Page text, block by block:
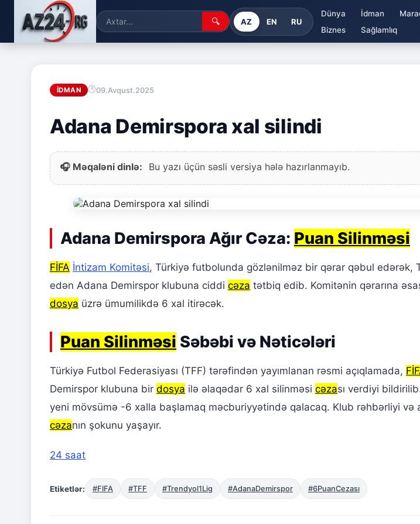
🔍 AZ EN RU
Dünya İdman
Biznes
Sağlamlıq
İDMAN 09.Avqust.2025
Adana Demirspora xal silindi
🎧 Məqaləni dinlə: Bu yazı üçün səsli versiya hələ hazırlanmayıb.
Adana Demirspora Ağır Cəza: Puan Silinməsi
FİFA İntizam Komitəsi, Türkiyə futbolunda gözlənilməz bir qərar qəbul edərək,
edən Adana Demirspor klubuna ciddi cəza tətbiq edib. Komitənin qərarına
dosya üzrə ümumilikdə 6 xal itirəcək.
Puan Silinməsi Səbəbi və Nəticələri
Türkiyə Futbol Federasiyası (TFF) tərəfindən yayımlanan rəsmi açıqlamada,
Demirspor klubuna bir dosya ilə əlaqədar 6 xal silinməsi cəzası verdiyi
yeni mövsümə -6 xalla başlamaq məcburiyyətində qalacaq. Klub rəhbərliyi və
cəzanın şokunu yaşayır.
24 saat
Etiketlər: #FIFA #TFF #Trendyol1Lig #AdanaDemirspor #6PuanCezası